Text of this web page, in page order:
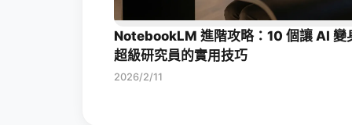
NotebookLM 進階攻略：10 個讓 AI 變
超級研究員的實用技巧
2026/2/11